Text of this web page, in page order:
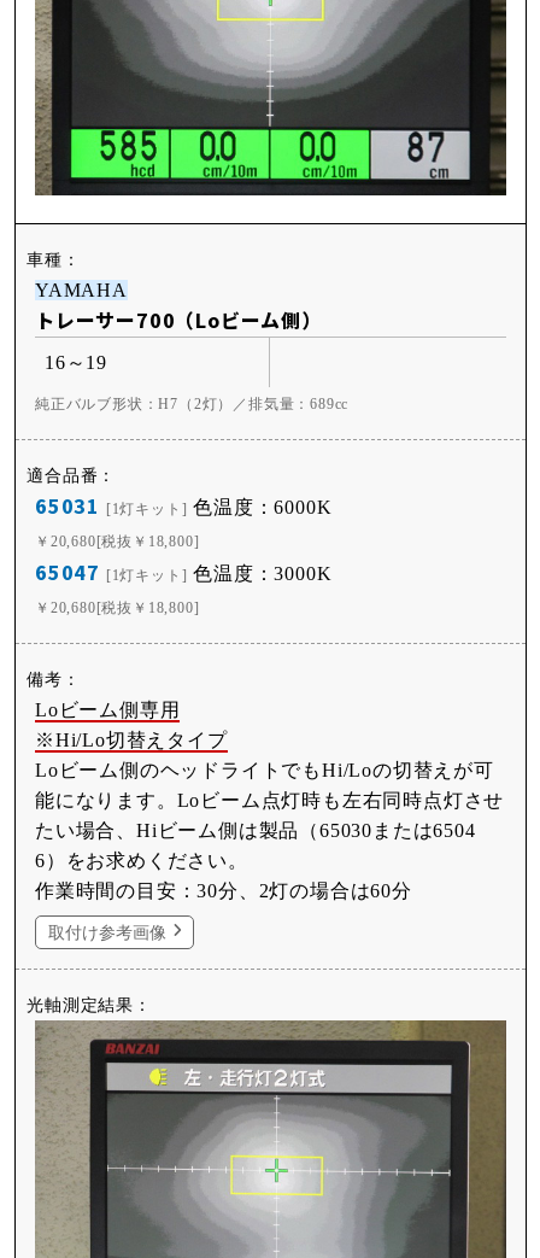
YAMAHA
トレーサー700（Loビーム側）
16～19
純正バルブ形状：H7（2灯）／排気量：689cc
65031 [1灯キット] 色温度：6000K
￥20,680[税抜￥18,800]
65047 [1灯キット] 色温度：3000K
￥20,680[税抜￥18,800]
Loビーム側専用
※Hi/Lo切替えタイプ
Loビーム側のヘッドライトでもHi/Loの切替えが可
能になります。Loビーム点灯時も左右同時点灯させ
たい場合、Hiビーム側は製品（65030または6504
6）をお求めください。
作業時間の目安：30分、2灯の場合は60分
取付け参考画像